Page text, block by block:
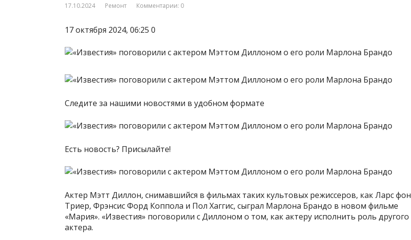
17.10.2024 Ремонт Комментарии: 0
17 октября 2024, 06:25 0
Следите за нашими новостями в удобном формате
Есть новость? Присылайте!
Актер Мэтт Диллон, снимавшийся в фильмах таких культовых режиссеров, как Ларс фон
Триер, Фрэнсис Форд Коппола и Пол Хаггис, сыграл Марлона Брандо в новом фильме
«Мария». «Известия» поговорили с Диллоном о том, как актеру исполнить роль другого
актера.